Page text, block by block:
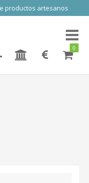
productos artesanos
Toggle
0